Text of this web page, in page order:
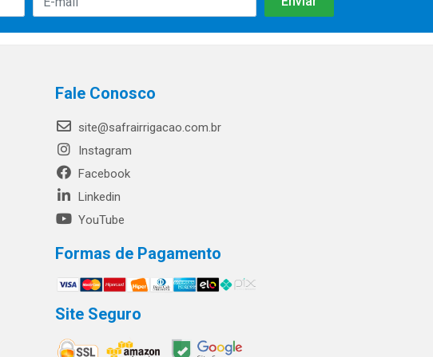
Fale Conosco
site@safrairrigacao.com.br
Instagram
Facebook
Linkedin
YouTube
Formas de Pagamento
Site Seguro